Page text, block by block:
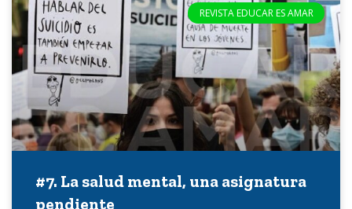
REVISTA EDUCAR ES AMAR
#7. La salud mental, una asignatura
pendiente